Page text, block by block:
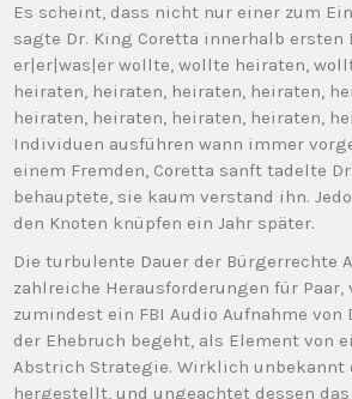
Es scheint, dass nicht nur einer zum
sagte Dr. King Coretta innerhalb ersten
er|er|was|er wollte, wollte heiraten,
heiraten, heiraten, heiraten, heiraten,
heiraten, heiraten, heiraten, heiraten,
Individuen ausführen wann immer
einem Fremden, Coretta sanft tadelte
behauptete, sie kaum verstand ihn.
den Knoten knüpfen ein Jahr später.
Die turbulente Dauer der Bürgerrechte
zahlreiche Herausforderungen für
zumindest ein FBI Audio Aufnahme von
der Ehebruch begeht, als Element von
Abstrich Strategie. Wirklich unbekannt
hergestellt, und ungeachtet dessen